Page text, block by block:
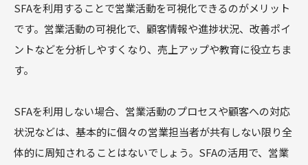
SFAを利用することで営業活動を可視化できるのがメリット
です。営業活動の可視化で、顧客情報や進捗状況、改善ポイ
ントなどを分析しやすくなり、売上アップや教育に役立ちま
す。
SFAを利用しない場合、営業活動のプロセスや顧客への対応
状況などは、基本的に個々の営業担当者が共有しない限り全
体的に周知されることはないでしょう。SFAの活用で、営業